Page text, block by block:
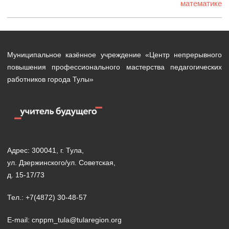
математике
Муниципальное казённое учреждение «Центр непрерывного
повышения профессионального мастерства педагогических
работников города Тулы»
Адрес: 300041, г. Тула,
ул. Дзержинского/ул. Советская,
д. 15-17/73
Тел.: +7(4872) 30-48-57
E-mail: cnppm_tula@tularegion.org